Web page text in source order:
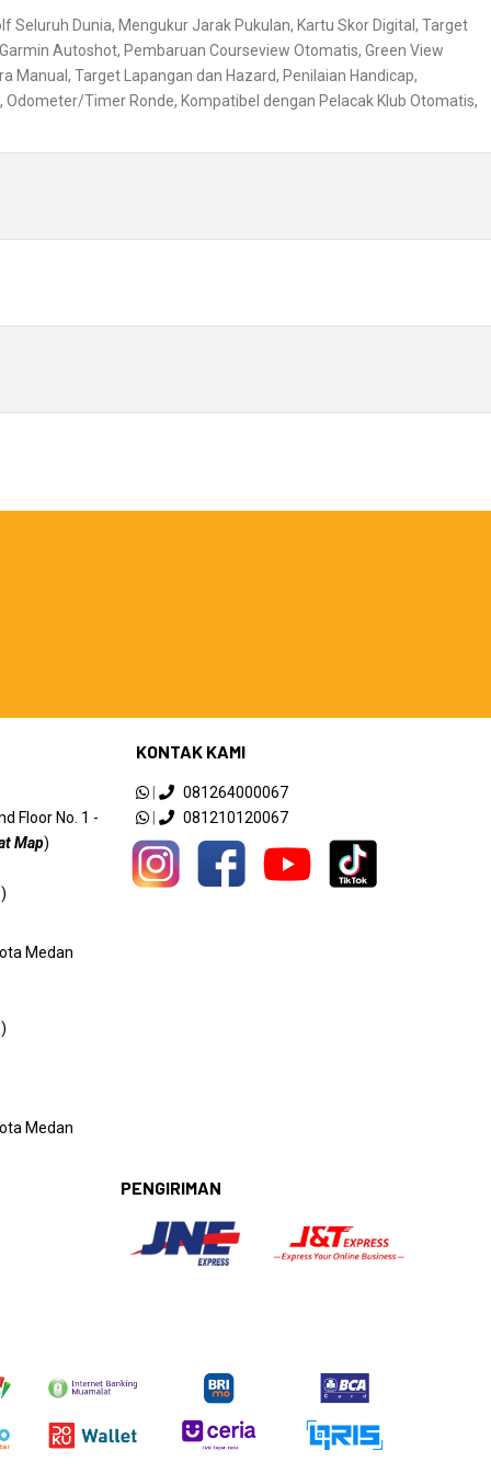
Seluruh Dunia, Mengukur Jarak Pukulan, Kartu Skor Digital, Target
Autoshot, Pembaruan Courseview Otomatis, Green View
Manual, Target Lapangan dan Hazard, Penilaian Handicap,
Odometer/Timer Ronde, Kompatibel dengan Pelacak Klub Otomatis,
Floor No. 1 -
Map)
Medan
Medan
KONTAK KAMI
|
081264000067
|
081210120067
PENGIRIMAN